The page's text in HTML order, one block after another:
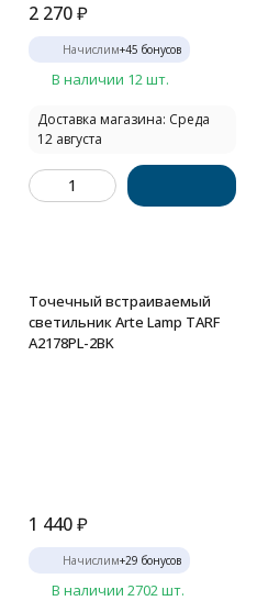
2 270₽
Начислим+45 бонусов
В наличии 12 шт.
Доставка магазина: Среда
12 августа
Точечный встраиваемый
светильник Arte Lamp TARF
A2178PL-2BK
1 440₽
Начислим+29 бонусов
В наличии 2702 шт.